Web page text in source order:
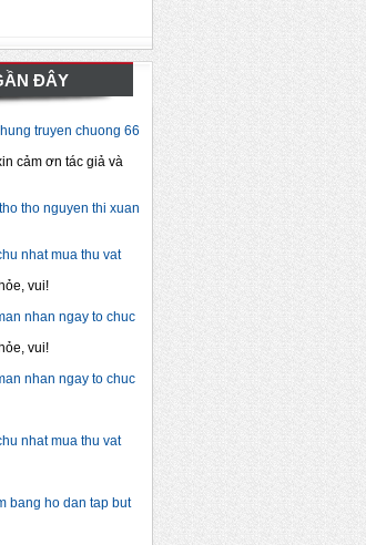
ĐÂY
truyen chuong 66
cảm ơn tác giả và
tho nguyen thi xuan
nhat mua thu vat
vui!
nhan ngay to chuc
vui!
nhan ngay to chuc
nhat mua thu vat
bang ho dan tap but